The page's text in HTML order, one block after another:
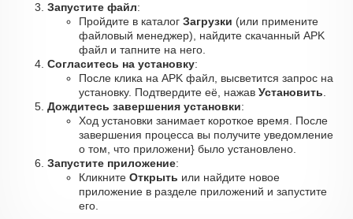
Запустите файл:
Пройдите в каталог Загрузки (или примените
файловый менеджер), найдите скачанный APK
файл и тапните на него.
Согласитесь на установку:
После клика на APK файл, высветится запрос на
установку. Подтвердите её, нажав Установить
Дождитесь завершения установки:
Ход установки занимает короткое время. После
завершения процесса вы получите уведомление
о том, что приложени} было установлено.
Запустите приложение:
Кликните Открыть или найдите новое
приложение в разделе приложений и запустите
его.